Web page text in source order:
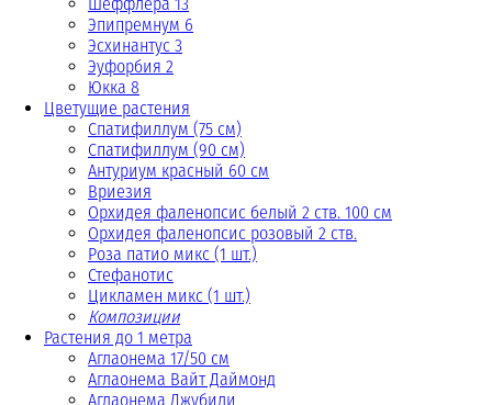
Эпипремнум 6
Эсхинантус 3
Эуфорбия 2
Юкка 8
Цветущие растения
Спатифиллум (75 см)
Спатифиллум (90 cм)
Антуриум красный 60 см
Вриезия
Орхидея фаленопсис белый 2 ств. 100 см
Орхидея фаленопсис розовый 2 ств.
Роза патио микс (1 шт.)
Стефанотис
Цикламен микс (1 шт.)
Композиции
Растения до 1 метра
Аглаонема 17/50 см
Аглаонема Вайт Даймонд
Аглаонема Джубили